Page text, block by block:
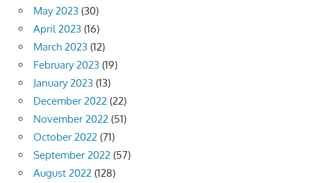
May 2023 (30)
April 2023 (16)
March 2023 (12)
February 2023 (19)
January 2023 (13)
December 2022 (22)
November 2022 (51)
October 2022 (71)
September 2022 (57)
August 2022 (128)